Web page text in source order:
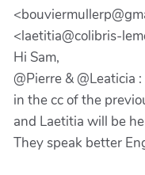
<laetitia@colibris-
Hi Sam,
@Pierre & @Leaticia
in the cc of the
and Laetitia will be
They speak better